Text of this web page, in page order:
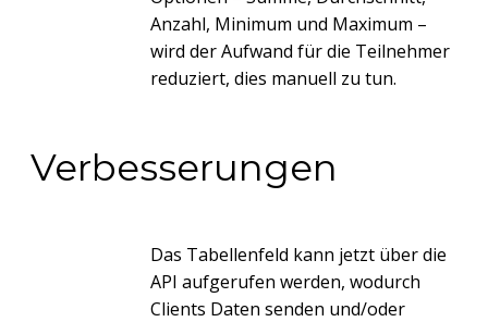
Anzahl, Minimum und Maximum –
wird der Aufwand für die Teilnehmer
reduziert, dies manuell zu tun.
Verbesserungen
Das Tabellenfeld kann jetzt über die
API aufgerufen werden, wodurch
Clients Daten senden und/oder